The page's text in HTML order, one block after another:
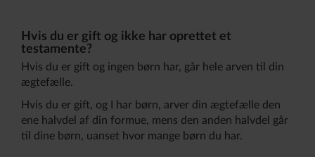
Hvis du er gift og ikke har oprettet et
testamente?
Hvis du er gift og ingen børn har, går hele arven til din
ægtefælle.
Hvis du er gift, og I har børn, arver din ægtefælle den
ene halvdel af din formue, mens den anden halvdel går
til dine børn, uanset hvor mange børn du har.